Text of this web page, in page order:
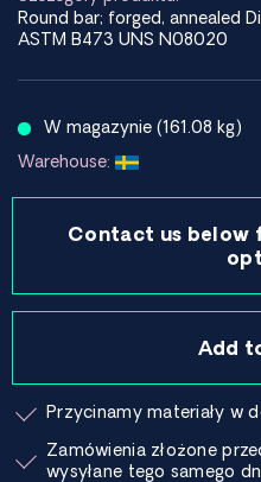
Round bar; forged, annealed
ASTM B473 UNS N08020
W magazynie (161.08 kg)
Warehouse:
Contact us below
Add
Przycinamy materiały w
Zamówienia złożone
wysyłane tego samego